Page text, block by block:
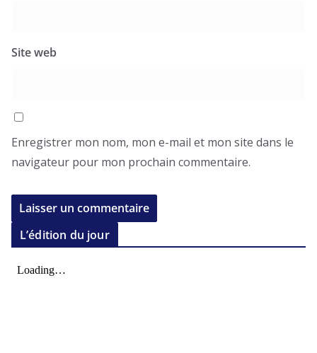
Site web
Enregistrer mon nom, mon e-mail et mon site dans le
navigateur pour mon prochain commentaire.
L’édition du jour